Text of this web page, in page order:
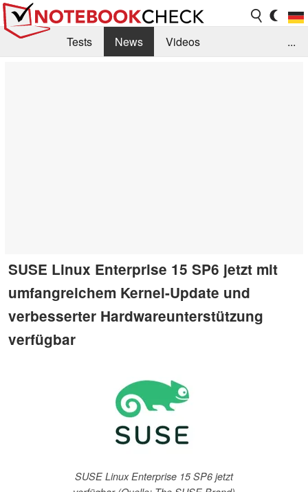
Tests News
Videos
...
SUSE Linux Enterprise 15 SP6 jetzt mit
umfangreichem Kernel-Update und
verbesserter Hardwareunterstützung
verfügbar
SUSE Linux Enterprise 15 SP6 jetzt